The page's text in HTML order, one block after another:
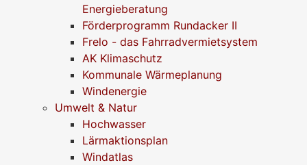
Energieberatung
Förderprogramm Rundacker II
Frelo - das Fahrradvermietsystem
AK Klimaschutz
Kommunale Wärmeplanung
Windenergie
Umwelt & Natur
Hochwasser
Lärmaktionsplan
Windatlas